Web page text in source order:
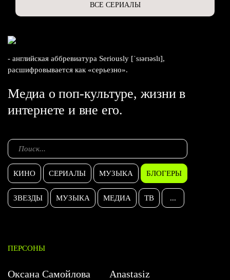
ВСЕ СЕРИАЛЫ
- английская аббревиатура Seriously [ˈsɪərɪəslɪ],
расшифровывается как «серьезно».
Медиа о поп-культуре, жизни в
интернете и вне его.
КИНО СЕРИАЛЫ МУЗЫКА БЛОГЕРЫ
ЗВЕЗДЫ МУЗЫКА МЕДИА ТВ ...
ПЕРСОНЫ
Оксана Самойлова
Anastasiz